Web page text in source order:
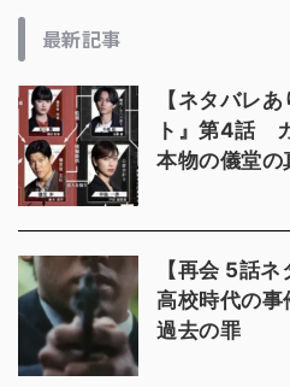
最新記事
【ネタバレ
ト』第4話
本物の儀堂の
【再会 5話
高校時代の
過去の罪